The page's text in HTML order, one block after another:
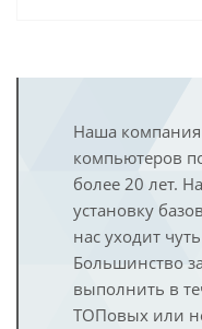
Наша компания
компьютеров
более 20 лет.
установку
нас уходит
Большинство
выполнить в
ТОПовых или